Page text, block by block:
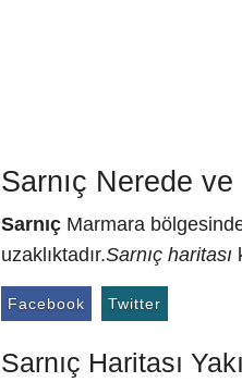
Sarnıç Nerede
Sarnıç Marmara
uzaklıktadır.Sarnıç haritası
Facebook Twitter
Sarnıç Haritası